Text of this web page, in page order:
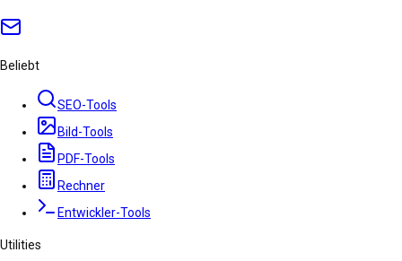
Beliebt
SEO-Tools
Bild-Tools
PDF-Tools
Rechner
Entwickler-Tools
Utilities